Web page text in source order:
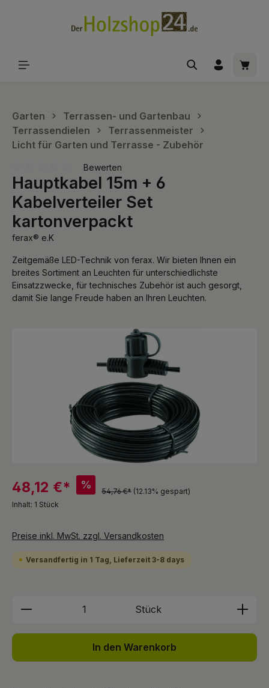
Garten
Terrassen- und Gartenbau
Terrassendielen
Terrassenmeister
Licht für Garten und Terrasse - Zubehör
Durchschnittliche Bewertung von 0 von 5 Sternen
Bewerten
Hauptkabel 15m + 6
Kabelverteiler Set
kartonverpackt
ferax® e.K
Zeitgemäße LED-Technik von ferax. Wir bieten Ihnen ein
breites Sortiment an Leuchten für unterschiedlichste
Einsatzzwecke, für technisches Zubehör ist auch gesorgt,
damit Sie lange Freude haben an Ihren Leuchten.
48,12 €* %
54,76 €* (12.13% gespart)
Inhalt: 1 Stück
Preise inkl. MwSt. zzgl. Versandkosten
Versandfertig in 1 Tag, Lieferzeit 3-8 days
Produkt Anzahl: Gib den
Stück
In den Warenkorb